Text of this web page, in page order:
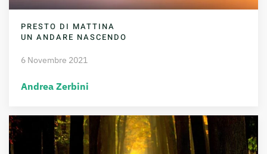
PRESTO DI MATTINA
UN ANDARE NASCENDO
6 Novembre 2021
Andrea Zerbini